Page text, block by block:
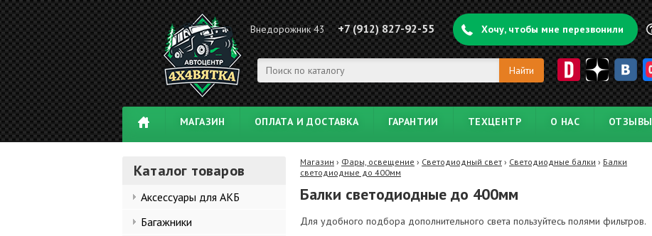
Внедорожник 43 +7 (912) 827-92-55 Хочу, чтобы мне перезвонили
МАГАЗИН ОПЛАТА И ДОСТАВКА ГАРАНТИИ ТЕХЦЕНТР О НАС ОТЗЫВЫ
Каталог товаров
Аксессуары для АКБ
Багажники
Магазин › Фары, освещение › Светодиодный свет › Светодиодные балки › Балки
светодиодные до 400мм
Балки светодиодные до 400мм
Для удобного подбора дополнительного света пользуйтесь полями фильтров.